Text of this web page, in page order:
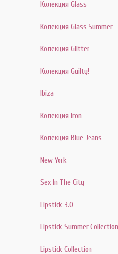
Колекция Glass
Колекция Glass Summer
Колекция Glitter
Колекция Guilty!
Ibiza
Колекция Iron
Колекция Blue Jeans
New York
Sex In The City
Lipstick 3.0
Lipstick Summer Collection
Lipstick Collection